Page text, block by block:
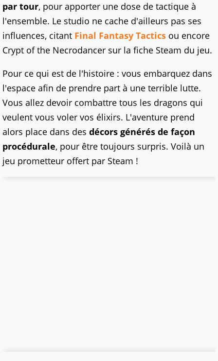
par tour, pour apporter une dose de tactique à
l'ensemble. Le studio ne cache d'ailleurs pas ses
influences, citant Final Fantasy Tactics ou encore
Crypt of the Necrodancer sur la fiche Steam du jeu.
Pour ce qui est de l'histoire : vous embarquez dans
l'espace afin de prendre part à une terrible lutte.
Vous allez devoir combattre tous les dragons qui
veulent vous voler vos élixirs. L'aventure prend
alors place dans des décors générés de façon
procédurale, pour être toujours surpris. Voilà un
jeu prometteur offert par Steam !